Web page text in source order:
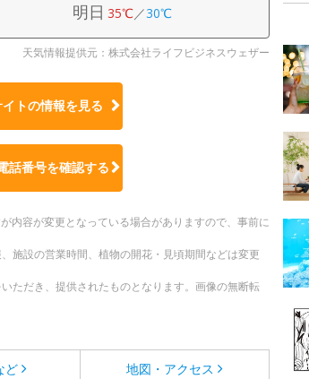
明日 35℃／30℃
天気情報提供元：株式会社ライフビジネスウェザー
トの情報を見る
話番号を確認する
内容が変更となっている場合がありますので、事前に
施設の営業時間、植物の開花・見頃期間などは変更
ただき、提供されたものとなります。画像の無断転
ど 地図・アクセス